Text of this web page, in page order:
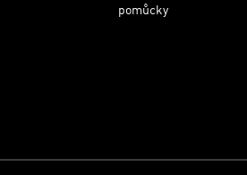
pomůcky